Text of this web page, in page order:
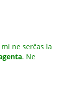
ne serĉas la
. Ne